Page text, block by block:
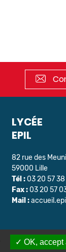
LYCÉE
EPIL
82 rue des
59000 Lille
Tél :03 20 57 38
Fax :03 20 57
Mail :
OK, accept